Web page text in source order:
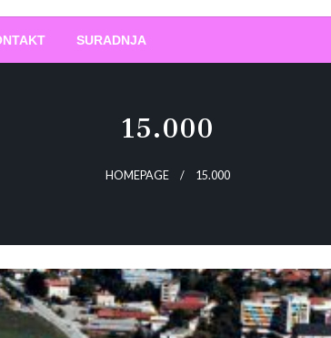
SURADNJA
15.000
HOMEPAGE 15.000